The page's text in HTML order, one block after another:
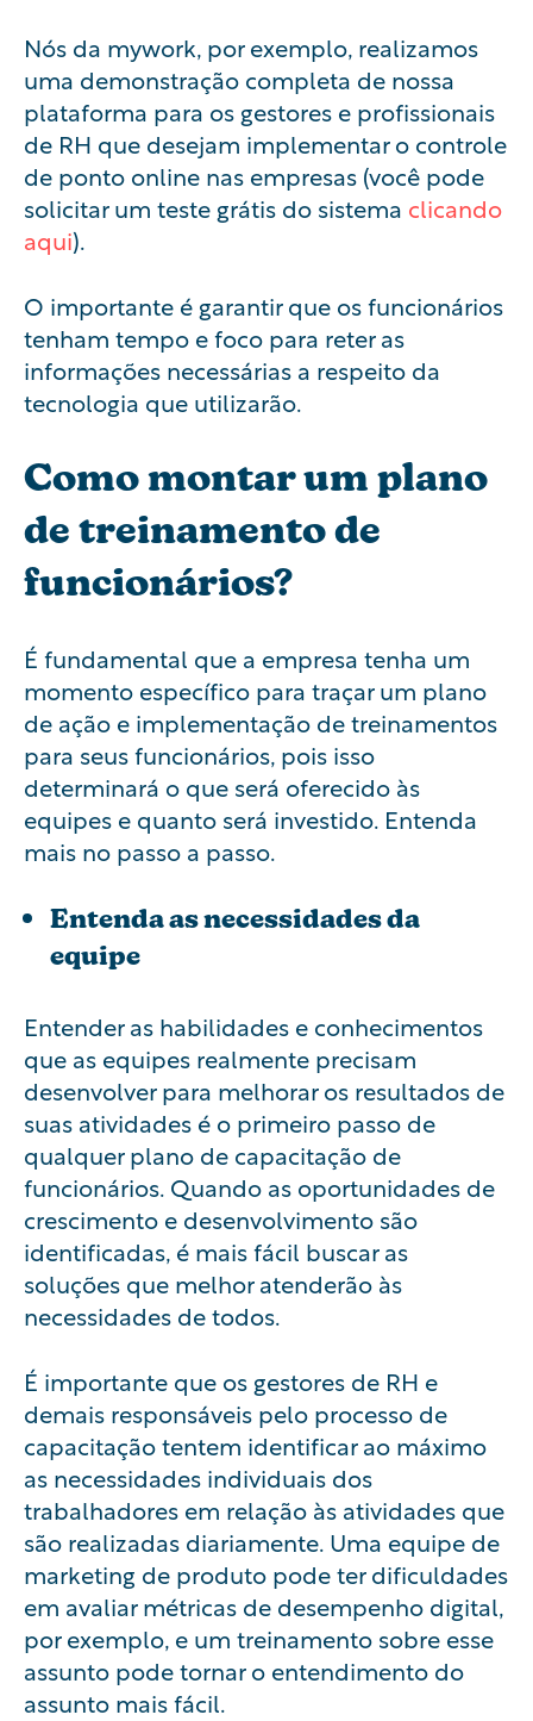
Nós da mywork, por exemplo, realizamos
uma demonstração completa de nossa
plataforma para os gestores e profissionais
de RH que desejam implementar o controle
de ponto online nas empresas (você pode
solicitar um teste grátis do sistema clicando
aqui).
O importante é garantir que os funcionários
tenham tempo e foco para reter as
informações necessárias a respeito da
tecnologia que utilizarão.
Como montar um plano
de treinamento de
funcionários?
É fundamental que a empresa tenha um
momento específico para traçar um plano
de ação e implementação de treinamentos
para seus funcionários, pois isso
determinará o que será oferecido às
equipes e quanto será investido. Entenda
mais no passo a passo.
Entenda as necessidades da
equipe
Entender as habilidades e conhecimentos
que as equipes realmente precisam
desenvolver para melhorar os resultados de
suas atividades é o primeiro passo de
qualquer plano de capacitação de
funcionários. Quando as oportunidades de
crescimento e desenvolvimento são
identificadas, é mais fácil buscar as
soluções que melhor atenderão às
necessidades de todos.
É importante que os gestores de RH e
demais responsáveis pelo processo de
capacitação tentem identificar ao máximo
as necessidades individuais dos
trabalhadores em relação às atividades que
são realizadas diariamente. Uma equipe de
marketing de produto pode ter dificuldades
em avaliar métricas de desempenho digital,
por exemplo, e um treinamento sobre esse
assunto pode tornar o entendimento do
assunto mais fácil.